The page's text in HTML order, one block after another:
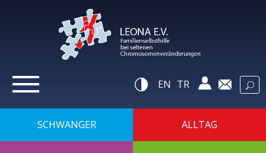
zum
EN TR
SCHWANGER ALLTAG